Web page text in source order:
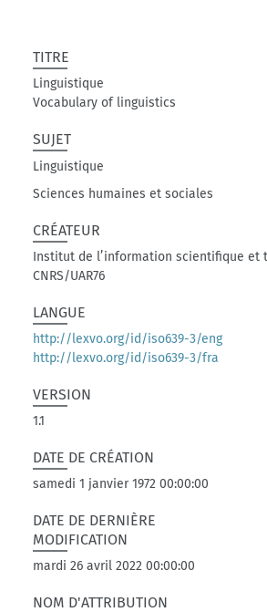
TITRE
Linguistique
Vocabulary of linguistics
SUJET
Linguistique
Sciences humaines et sociales
CRÉATEUR
Institut de l’information scientifique et
CNRS/UAR76
LANGUE
http://lexvo.org/id/iso639-3/eng
http://lexvo.org/id/iso639-3/fra
VERSION
1.1
DATE DE CRÉATION
samedi 1 janvier 1972 00:00:00
DATE DE DERNIÈRE
MODIFICATION
mardi 26 avril 2022 00:00:00
NOM D'ATTRIBUTION